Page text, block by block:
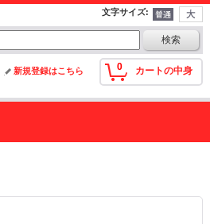
文字サイズ:
0 カートの中身
新規登録はこちら